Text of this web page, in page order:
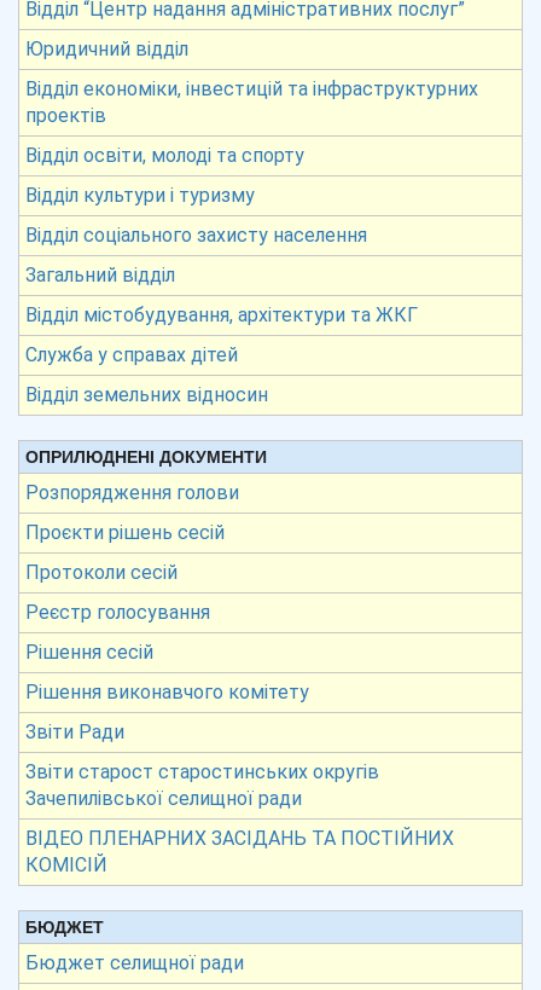
Відділ “Центр надання адміністративних послуг”
Юридичний відділ
Відділ економіки, інвестицій та інфраструктурних
проектів
Відділ освіти, молоді та спорту
Відділ культури і туризму
Відділ соціального захисту населення
Загальний відділ
Відділ містобудування, архітектури та ЖКГ
Служба у справах дітей
Відділ земельних відносин
ОПРИЛЮДНЕНІ ДОКУМЕНТИ
Розпорядження голови
Проєкти рішень сесій
Протоколи сесій
Реєстр голосування
Рішення сесій
Рішення виконавчого комітету
Звіти Ради
Звіти старост старостинських округів
Зачепилівської селищної ради
ВІДЕО ПЛЕНАРНИХ ЗАСІДАНЬ ТА ПОСТІЙНИХ
КОМІСІЙ
БЮДЖЕТ
Бюджет селищної ради